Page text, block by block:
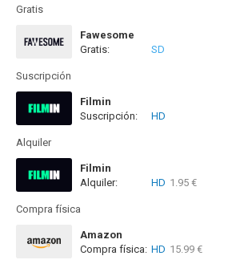
Gratis
Fawesome
Gratis:
SD
Suscripción
Filmin
Disponible hasta el Jue, 20 Ago
Suscripción: HD
Alquiler
Filmin
Disponible hasta el Jue, 20 Ago
Alquiler: HD 1.95 €
Compra física
Amazon
Compra física: HD 15.99 €